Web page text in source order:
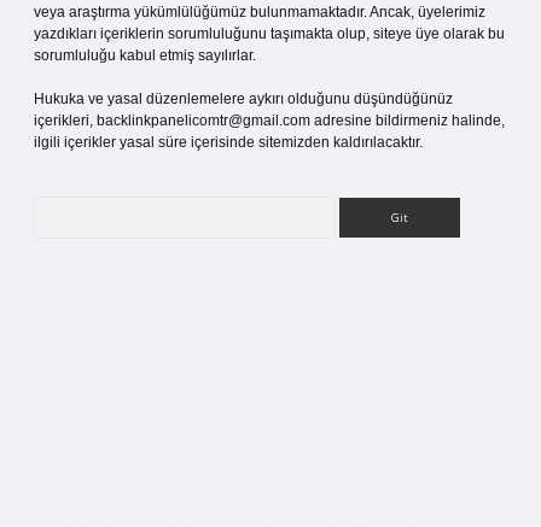
veya araştırma yükümlülüğümüz bulunmamaktadır. Ancak, üyelerimiz
yazdıkları içeriklerin sorumluluğunu taşımakta olup, siteye üye olarak bu
sorumluluğu kabul etmiş sayılırlar.
Hukuka ve yasal düzenlemelere aykırı olduğunu düşündüğünüz
içerikleri, backlinkpanelicomtr@gmail.com adresine bildirmeniz halinde,
ilgili içerikler yasal süre içerisinde sitemizden kaldırılacaktır.